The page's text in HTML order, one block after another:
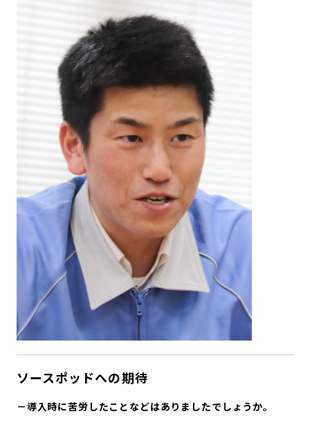
ソースポッドへの期待
－導入時に苦労したことなどはありましたでしょうか。